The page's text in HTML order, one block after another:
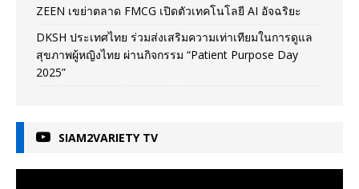
ZEEN เขย่าตลาด FMCG เปิดตัวเทคโนโลยี AI อัจฉริยะ
DKSH ประเทศไทย ร่วมส่งเสริมความเท่าเทียมในการดูแล
สุขภาพผู้หญิงไทย ผ่านกิจกรรม “Patient Purpose Day
2025”
SIAM2VARIETY TV